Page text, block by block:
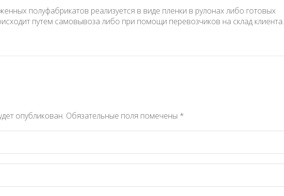
полуфабрикатов реализуется в виде пленки в рулонах либо готовых
путем самовывоза либо при помощи перевозчиков на склад клиента.
опубликован. Обязательные поля помечены *